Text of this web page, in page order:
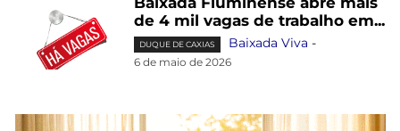
de 4 mil vagas de trabalho em...
DUQUE DE CAXIAS Baixada Viva -
6 de maio de 2026